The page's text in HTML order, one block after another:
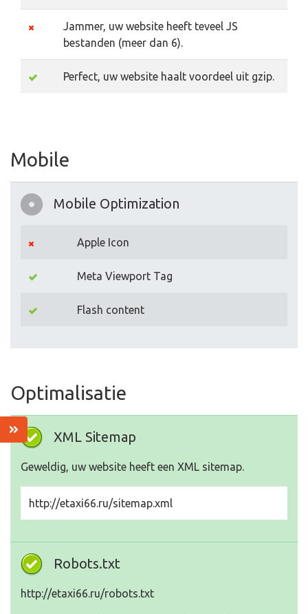
Jammer, uw website heeft teveel JS
bestanden (meer dan 6).
Perfect, uw website haalt voordeel uit gzip.
Mobile
Mobile Optimization
Apple Icon
Meta Viewport Tag
Flash content
Optimalisatie
XML Sitemap
Geweldig, uw website heeft een XML sitemap.
http://etaxi66.ru/sitemap.xml
Robots.txt
http://etaxi66.ru/robots.txt